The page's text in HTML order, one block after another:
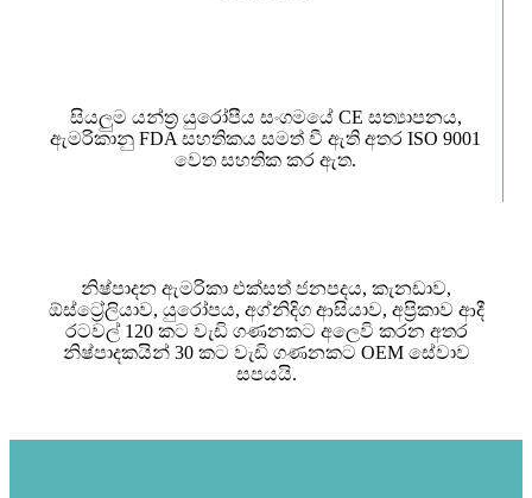
සියලුම යන්ත්‍ර යුරෝපීය සංගමයේ CE සත්‍යාපනය,
ඇමරිකානු FDA සහතිකය සමත් වී ඇති අතර ISO 9001
වෙත සහතික කර ඇත.
නිෂ්පාදන ඇමරිකා එක්සත් ජනපදය, කැනඩාව,
ඕස්ට්‍රේලියාව, යුරෝපය, අග්නිදිග ආසියාව, අප්‍රිකාව ආදී
රටවල් 120 කට වැඩි ගණනකට අලෙවි කරන අතර
නිෂ්පාදකයින් 30 කට වැඩි ගණනකට OEM සේවාව
සපයයි.